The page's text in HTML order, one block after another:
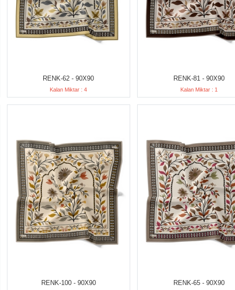
RENK-62 - 90X90
Kalan Miktar : 4
RENK-81 - 90X90
Kalan Miktar : 1
RENK-100 - 90X90 RENK-65 - 90X90